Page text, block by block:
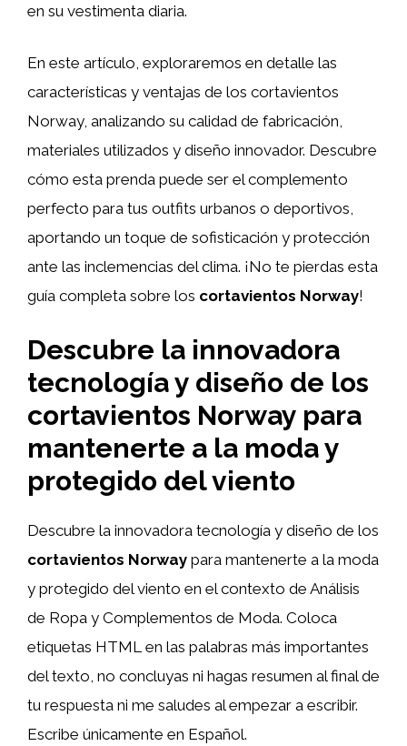
en su vestimenta diaria.
En este artículo, exploraremos en detalle las
características y ventajas de los cortavientos
Norway, analizando su calidad de fabricación,
materiales utilizados y diseño innovador. Descubre
cómo esta prenda puede ser el complemento
perfecto para tus outfits urbanos o deportivos,
aportando un toque de sofisticación y protección
ante las inclemencias del clima. ¡No te pierdas esta
guía completa sobre los cortavientos Norway!
Descubre la innovadora
tecnología y diseño de los
cortavientos Norway para
mantenerte a la moda y
protegido del viento
Descubre la innovadora tecnología y diseño de los
cortavientos Norway para mantenerte a la moda
y protegido del viento en el contexto de Análisis
de Ropa y Complementos de Moda. Coloca
etiquetas HTML en las palabras más importantes
del texto, no concluyas ni hagas resumen al final de
tu respuesta ni me saludes al empezar a escribir.
Escribe únicamente en Español.